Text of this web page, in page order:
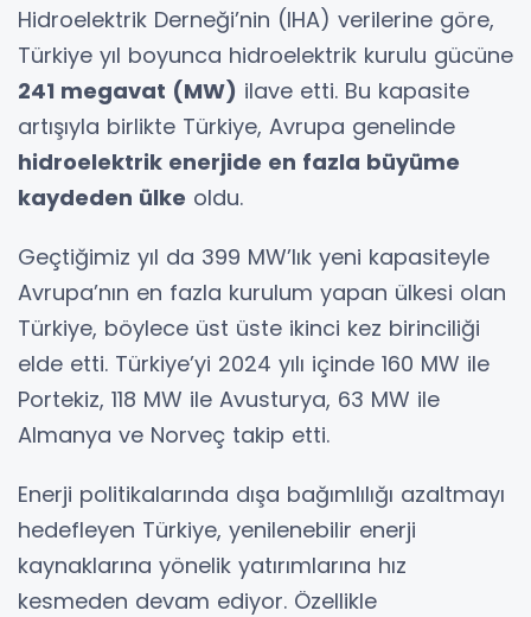
Hidroelektrik Derneği’nin (IHA) verilerine göre,
Türkiye yıl boyunca hidroelektrik kurulu gücüne
241 megavat (MW) ilave etti. Bu kapasite
artışıyla birlikte Türkiye, Avrupa genelinde
hidroelektrik enerjide en fazla büyüme
kaydeden ülke oldu.
Geçtiğimiz yıl da 399 MW’lık yeni kapasiteyle
Avrupa’nın en fazla kurulum yapan ülkesi olan
Türkiye, böylece üst üste ikinci kez birinciliği
elde etti. Türkiye’yi 2024 yılı içinde 160 MW ile
Portekiz, 118 MW ile Avusturya, 63 MW ile
Almanya ve Norveç takip etti.
Enerji politikalarında dışa bağımlılığı azaltmayı
hedefleyen Türkiye, yenilenebilir enerji
kaynaklarına yönelik yatırımlarına hız
kesmeden devam ediyor. Özellikle